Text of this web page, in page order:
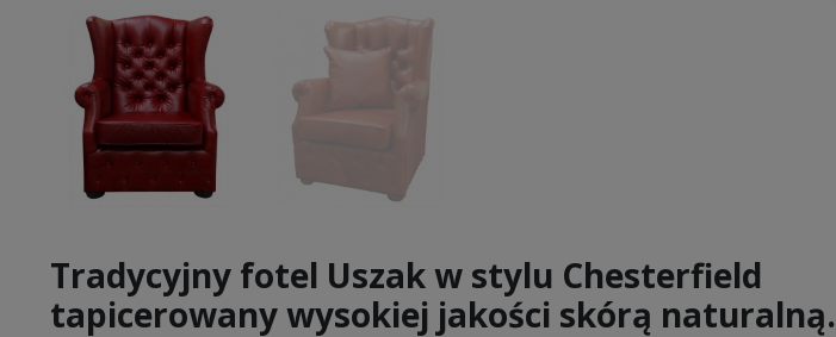
Tradycyjny fotel Uszak w stylu Chesterfield
tapicerowany wysokiej jakości skórą naturalną.